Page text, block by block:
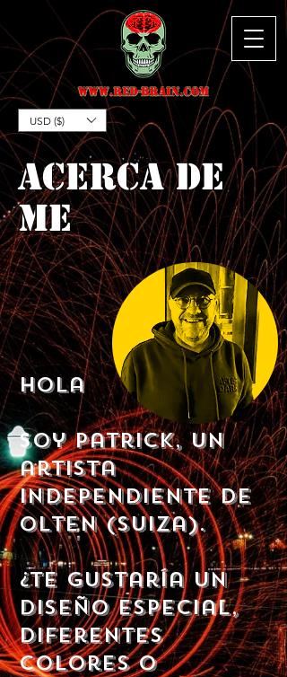
USD ($)
ACERCA DE
me
Hola
Soy Patrick, un
artista
independiente de
Olten (Suiza).
¿Te gustaría un
diseño especial,
diferentes
colores o